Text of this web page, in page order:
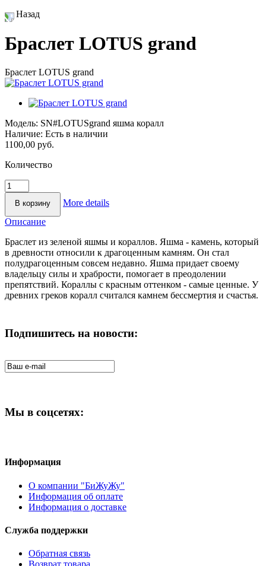
Назад
Браслет LOTUS grand
Браслет LOTUS grand
Модель: SN#LOTUSgrand яшма коралл
Наличие: Есть в наличии
1100,00 руб.
Количество
More details
Описание
Браслет из зеленой яшмы и кораллов. Яшма - камень, который
в древности относили к драгоценным камням. Он стал
полудрагоценным совсем недавно. Яшма придает своему
владельцу силы и храбрости, помогает в преодолении
препятствий. Кораллы с красным оттенком - самые ценные. У
древних греков коралл считался камнем бессмертия и счастья.
Подпишитесь на новости:
Мы в соцсетях:
Информация
О компании "БиЖуЖу"
Информация об оплате
Информация о доставке
Служба поддержки
Обратная связь